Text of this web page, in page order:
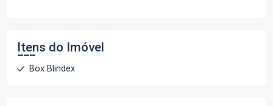
Itens do Imóvel
Box Blindex